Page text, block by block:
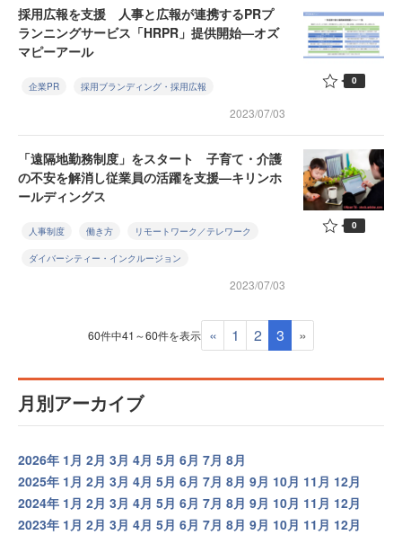
採用広報を支援 人事と広報が連携するPRプ
ランニングサービス「HRPR」提供開始—オズ
マピーアール
企業PR 採用ブランディング・採用広報
2023/07/03
0
「遠隔地勤務制度」をスタート 子育て・介護
の不安を解消し従業員の活躍を支援—キリンホ
ールディングス
人事制度 働き方 リモートワーク／テレワーク
ダイバーシティー・インクルージョン
2023/07/03
0
60件中41～60件を表示 « 1 2 3 »
月別アーカイブ
2026年 1月 2月 3月 4月 5月 6月 7月 8月
2025年 1月 2月 3月 4月 5月 6月 7月 8月 9月 10月 11月 12月
2024年 1月 2月 3月 4月 5月 6月 7月 8月 9月 10月 11月 12月
2023年 1月 2月 3月 4月 5月 6月 7月 8月 9月 10月 11月 12月